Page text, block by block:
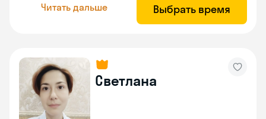
Читать дальше Выбрать время
Светлана